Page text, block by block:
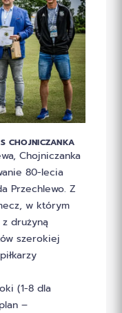
CHOJNICZANKA
Chojniczanka
80-lecia
Przechlewo. Z
w którym
drużyną
szerokiej
(1-8 dla
–